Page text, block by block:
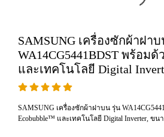
SAMSUNG เครื่องซักผ้าฝา
WA14CG5441BDST พร้อม
และเทคโนโลยี Digital
SAMSUNG เครื่องซักผ้าฝาบน รุ่น
Ecobubble™ และเทคโนโลยี Digital Inverter, ขน